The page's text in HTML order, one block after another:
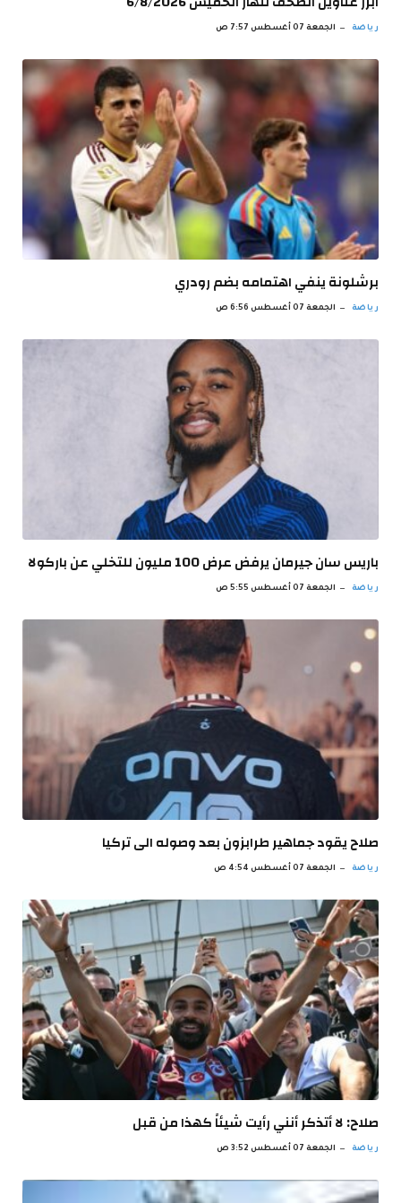
رياضة الجمعة 07 أغسطس 7:57 ص
برشلونة ينفي اهتمامه بضم رودري
رياضة الجمعة 07 أغسطس 6:56 ص
باريس سان جيرمان يرفض عرض 100 مليون للتخلي عن باركولا
رياضة الجمعة 07 أغسطس 5:55 ص
صلاح يقود جماهير طرابزون بعد وصوله الى تركيا
رياضة الجمعة 07 أغسطس 4:54 ص
صلاح: لا أتذكر أنني رأيت شيئاً كهذا من قبل
رياضة الجمعة 07 أغسطس 3:52 ص